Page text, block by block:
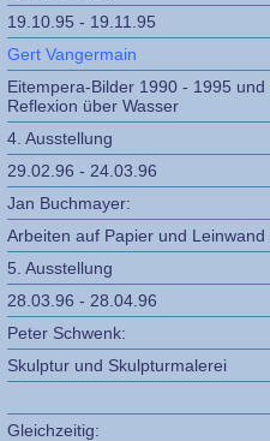
19.10.95 - 19.11.95
Gert Vangermain
Eitempera-Bilder 1990 - 1995 und
Reflexion über Wasser
4. Ausstellung
29.02.96 - 24.03.96
Jan Buchmayer:
Arbeiten auf Papier und Leinwand
5. Ausstellung
28.03.96 - 28.04.96
Peter Schwenk:
Skulptur und Skulpturmalerei
Gleichzeitig: